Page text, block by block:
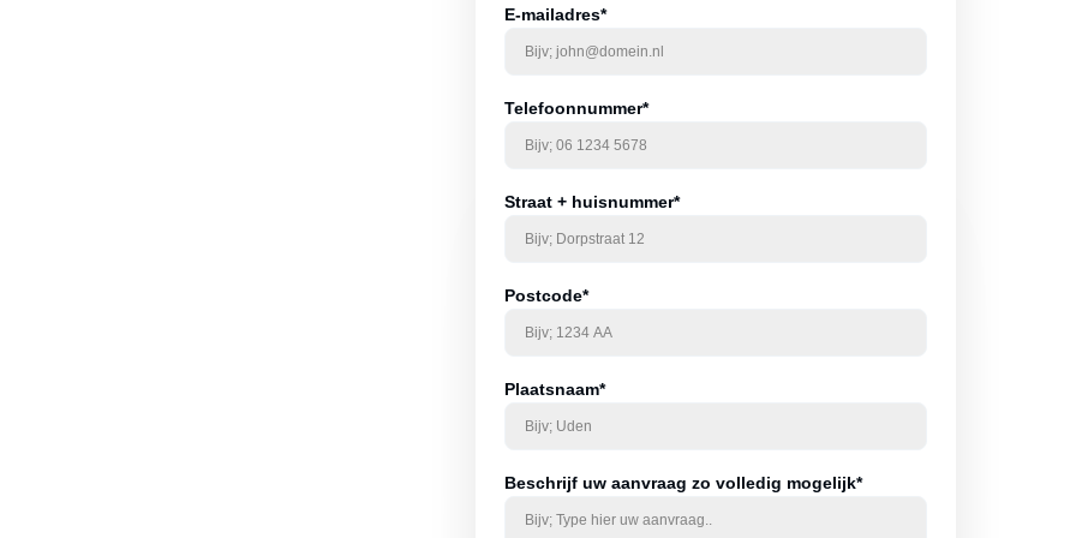
E-mailadres*
Telefoonnummer*
Straat + huisnummer*
Postcode*
Plaatsnaam*
Beschrijf uw aanvraag zo volledig mogelijk*